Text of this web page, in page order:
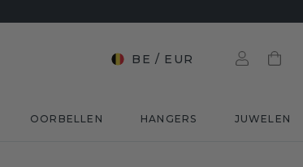
BE / EUR
OORBELLEN HANGERS JUWELEN